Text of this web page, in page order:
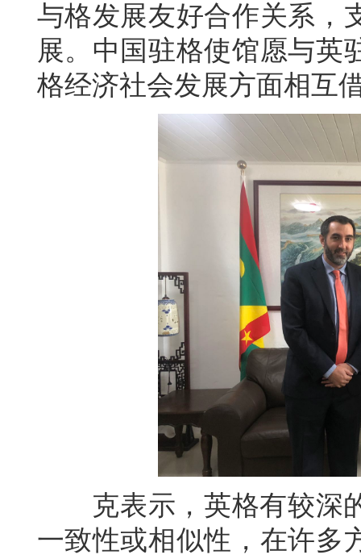
与格发展友好合作关系，
展。中国驻格使馆愿与英
格经济社会发展方面相互
克表示，英格有较深的
一致性或相似性，在许多